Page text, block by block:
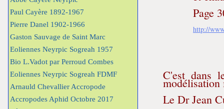
Paul Cayère 1892-1967
Pierre Danel 1902-1966
Gaston Sauvage de Saint Marc
Eoliennes Neyrpic Sogreah 1957
Bio L.Vadot par Perroud Combes
Eoliennes Neyrpic Sogreah FDMF
Arnauld Chevallier Accropode
Accropodes Aphid Octobre 2017
Page
http://
C'est dans
modélisation
Le Dr Jean